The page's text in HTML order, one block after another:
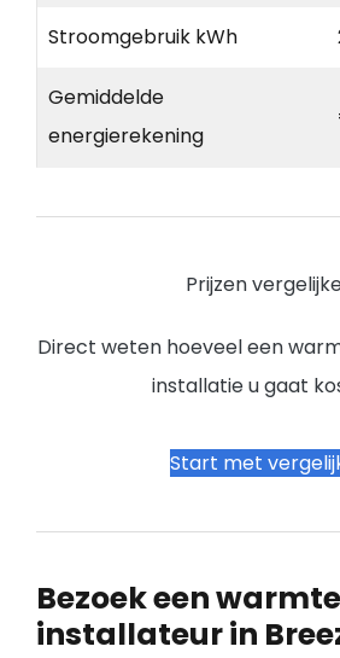
Stroomgebruik kWh
Gemiddelde
energierekening
Prijzen
Direct weten hoeveel een
installatie u gaat
Start met
Bezoek een
installateur in